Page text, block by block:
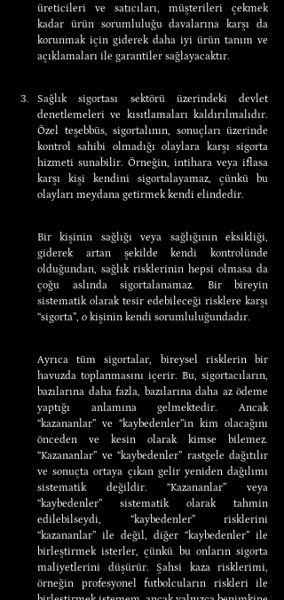
üreticileri ve satıcıları, müşterileri çekmek
kadar ürün sorumluluğu davalarına karşı da
korunmak için giderek daha iyi ürün tanım ve
açıklamaları ile garantiler sağlayacaktır.
Sağlık sigortası sektörü üzerindeki devlet
denetlemeleri ve kısıtlamaları kaldırılmalıdır.
Özel teşebbüs, sigortalının, sonuçları üzerinde
kontrol sahibi olmadığı olaylara karşı sigorta
hizmeti sunabilir. Örneğin, intihara veya iflasa
karşı kişi kendini sigortalayamaz, çünkü bu
olayları meydana getirmek kendi elindedir.
Bir kişinin sağlığı veya sağlığının eksikliği,
giderek artan şekilde kendi kontrolünde
olduğundan, sağlık risklerinin hepsi olmasa da
çoğu aslında sigortalanamaz. Bir bireyin
sistematik olarak tesir edebileceği risklere karşı
“sigorta”, o kişinin kendi sorumluluğundadır.
Ayrıca tüm sigortalar, bireysel risklerin bir
havuzda toplanmasını içerir. Bu, sigortacıların,
bazılarına daha fazla, bazılarına daha az ödeme
yaptığı anlamına gelmektedir. Ancak
“kazananlar” ve “kaybedenler”in kim olacağını
önceden ve kesin olarak kimse bilemez.
“Kazananlar” ve “kaybedenler” rastgele dağıtılır
ve sonuçta ortaya çıkan gelir yeniden dağılımı
sistematik değildir. “Kazananlar” veya
“kaybedenler” sistematik olarak tahmin
edilebilseydi, “kaybedenler” risklerini
“kazananlar” ile değil, diğer “kaybedenler” ile
birleştirmek isterler, çünkü bu onların sigorta
maliyetlerini düşürür. Şahsi kaza risklerimi,
örneğin profesyonel futbolcuların riskleri ile